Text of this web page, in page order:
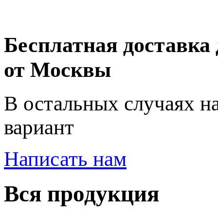
Бесплатная доставка
от Москвы
В остальных случаях
вариант
Написать нам
Вся продукция